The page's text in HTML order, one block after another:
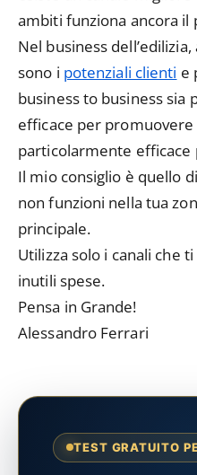
ambiti funziona ancora il
Nel business
sono i potenziali clienti e
business to business sia
efficace per
particolarmente
Il mio consiglio è quello
non funzioni nella tua
principale.
Utilizza solo i canali che
inutili spese.
Pensa in Grande!
Alessandro Ferrari
TEST GRATUITO